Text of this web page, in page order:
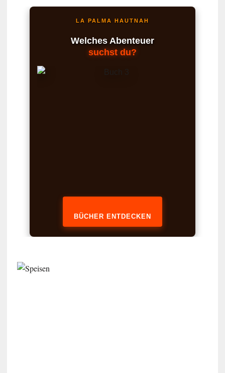
LA PALMA HAUTNAH
Welches Abenteuer
suchst du?
BÜCHER ENTDECKEN